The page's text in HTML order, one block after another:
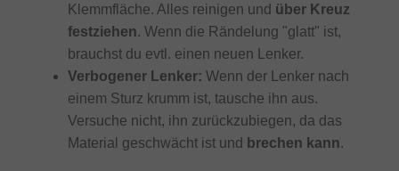
Klemmfläche. Alles reinigen und über Kreuz
festziehen. Wenn die Rändelung "glatt" ist,
brauchst du evtl. einen neuen Lenker.
Verbogener Lenker: Wenn der Lenker nach
einem Sturz krumm ist, tausche ihn aus.
Versuche nicht, ihn zurückzubiegen, da das
Material geschwächt ist und brechen kann.